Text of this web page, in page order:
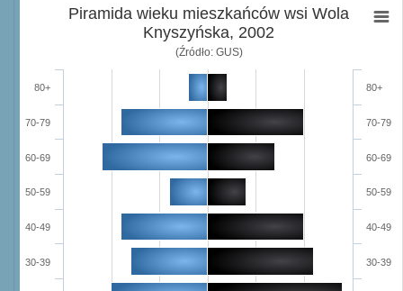
Piramida wieku mieszkańców wsi Wola
Knyszyńska, 2002
(Źródło: GUS)
30-39
40-49
50-59
60-69
70-79
80+
30-39
40-49
50-59
60-69
70-79
80+